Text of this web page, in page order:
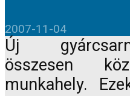
2007-11-04
Új
összesen
munkahely.